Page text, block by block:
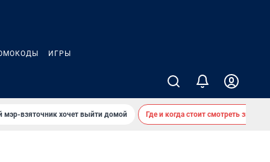
ИГРЫ
мэр-взяточник хочет выйти домой Где и когда стоит смотреть